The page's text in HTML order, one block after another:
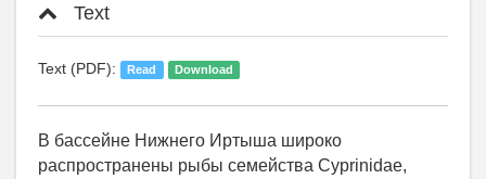
Text
Text (PDF): Read Download
В бассейне Нижнего Иртыша широко
распространены рыбы семейства Cyprinidae,